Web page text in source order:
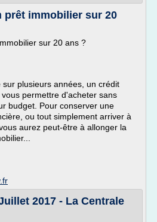
prêt immobilier sur 20
sur 20 ans ?
plusieurs années, un crédit
permettre d'acheter sans
budget. Pour conserver une
ou tout simplement arriver à
aurez peut-être à allonger la
2017 - La Centrale